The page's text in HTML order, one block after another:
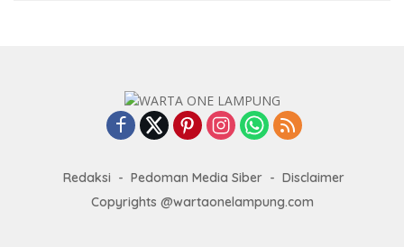
Redaksi Pedoman Media Siber
Disclaimer
Copyrights @wartaonelampung.com